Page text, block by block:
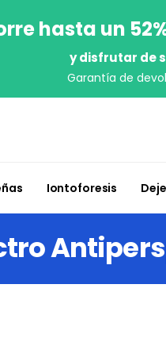
hasta un
y disfrutar de
Garantía de
Iontoforesis